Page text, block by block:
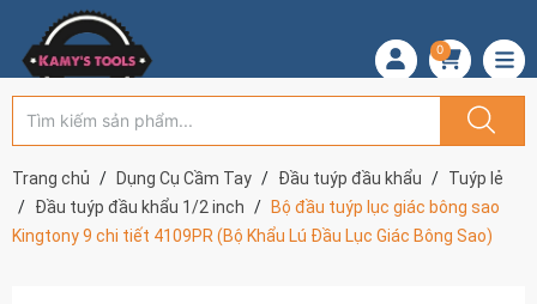
0
Trang chủ Dụng Cụ Cầm Tay Đầu tuýp đầu khẩu
Tuýp lẻ
Đầu tuýp đầu khẩu 1/2 inch
Bộ đầu tuýp lục giác bông sao
Kingtony 9 chi tiết 4109PR (Bộ Khẩu Lú Đầu Lục Giác Bông Sao)